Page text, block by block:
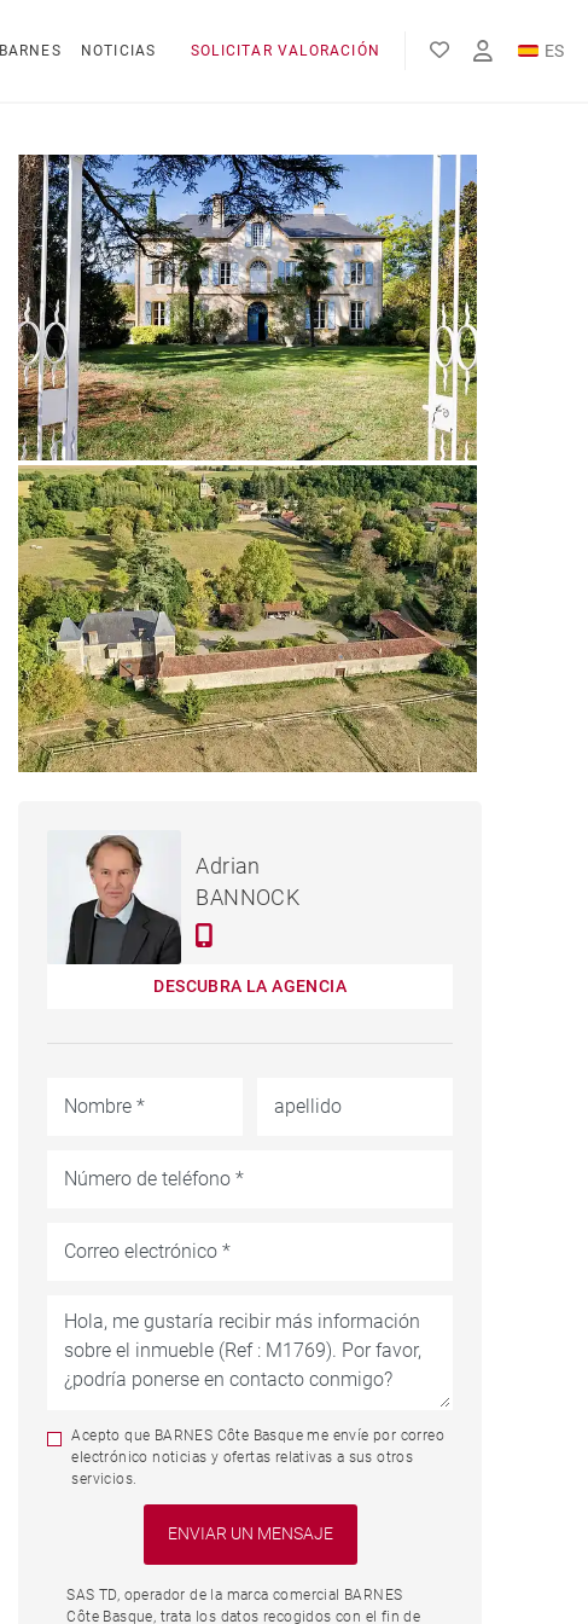
BARNES NOTICIAS SOLICITAR VALORACIÓN ES
EN
CASTILLO MAUBOURGUET -
928 M²Adrian
BANNOCK
DESCUBRA LA AGENCIA
Acepto que BARNES Côte Basque me envíe por correo
electrónico noticias y ofertas relativas a sus otros
servicios.
SAS TD, operador de la marca comercial BARNES
Côte Basque, trata los datos recogidos con el fin de